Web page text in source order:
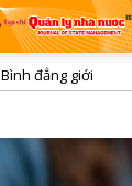
Bình đẳng giới